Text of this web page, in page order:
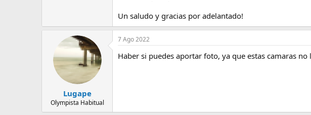
Un saludo y gracias por adelantado!
Lugape
Olympista Habitual
7 Ago 2022
Haber si puedes aportar foto, ya que estas camaras no